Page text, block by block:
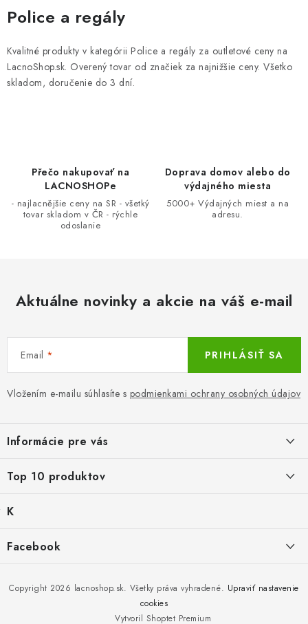
v
l
á
d
a
k
u
Police a regály
Kvalitné produkty v kategórii Police a regály za outletové ceny na
LacnoShop.sk. Overený tovar od značiek za najnižšie ceny. Všetko
skladom, doručenie do 3 dní.
Přečo nakupovať na
LACNOSHOPe
- najlacnějšie ceny na SR - všetký
tovar skladom v ČR - rýchle
odoslanie
Doprava domov alebo do
výdajného miesta
5000+ Výdajných miest a na
adresu.
Aktuálne novinky a akcie na váš e-mail
Email
Vložením e-mailu súhlasíte s podmienkami ochrany osobných údajov
PRIHLÁSIŤ SA
p
ä
i
Informácie pre vás
Dopravné a Platby
Top 10 produktov
Mika for Health, dezinfekčný gél na ruky, 100 ml
€0,39
Čierna bavlnená polokošeľa klasická
K
e
r
Bez zásoby, k vyřazení (vč. XD)
Facebook
lacnoshop.sk
Vytvoril Shoptet Premium
Copyright 2026 lacnoshop.sk. Všetky práva vyhradené. Upraviť nastavenie
cookies